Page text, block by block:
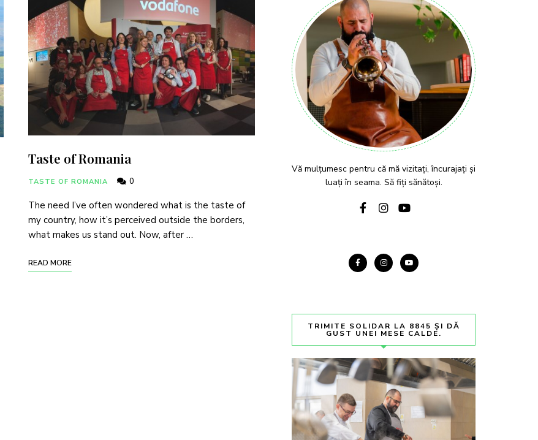
Taste of Romania
TASTE OF ROMANIA 0
The need I’ve often wondered what is the taste of
my country, how it’s perceived outside the borders,
what makes us stand out. Now, after …
READ MORE
Vă mulțumesc pentru că mă vizitați, încurajați și
luați în seama. Să fiți sănătoși.
TRIMITE SOLIDAR LA 8845 ȘI DĂ
GUST UNEI MESE CALDE.